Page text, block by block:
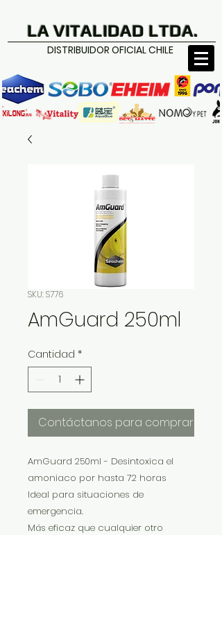
LA VITALIDAD LTDA.
DISTRIBUIDOR OFICIAL CHILE
SKU: S776
AmGuard 250ml
Cantidad *
Contáctanos para comprar
AmGuard 250ml - Desintoxica el
amoniaco por hasta 72 horas
Ideal para situaciones de
emergencia.
Más eficaz que cualquier otro